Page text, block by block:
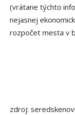
(vrátane týchto
nejasnej
rozpočet mesta v
zdroj: